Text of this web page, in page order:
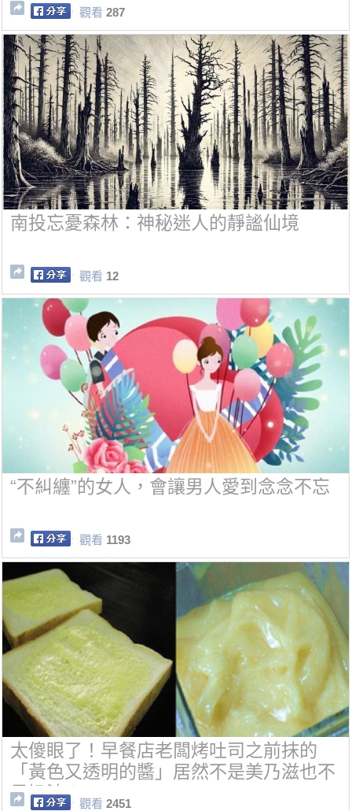
觀看 287
南投忘憂森林：神秘迷人的靜謐仙境
觀看 12
“不糾纏”的女人，會讓男人愛到念念不忘
觀看 1193
太傻眼了！早餐店老闆烤吐司之前抹的
「黃色又透明的醬」居然不是美乃滋也不
是奶油！
觀看 2451